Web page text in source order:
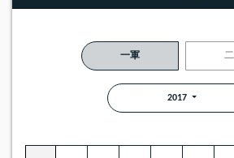
一軍
2017